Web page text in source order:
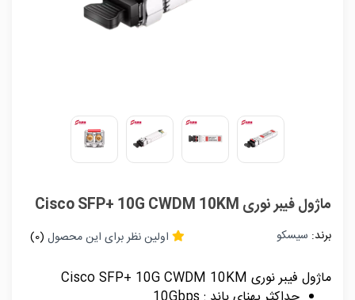
ماژول فیبر نوری Cisco SFP+ 10G CWDM 10KM
برند: سیسکو اولین نظر برای این محصول (0)
ماژول فیبر نوری Cisco SFP+ 10G CWDM 10KM